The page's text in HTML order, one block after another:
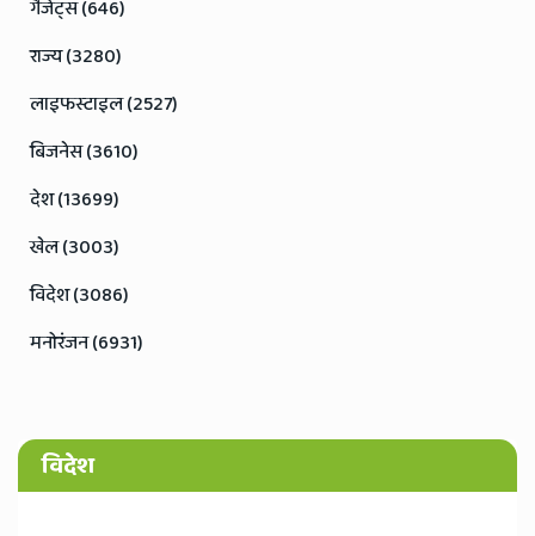
गैजेट्स (646)
राज्य (3280)
लाइफस्टाइल (2527)
बिजनेस (3610)
देश (13699)
खेल (3003)
विदेश (3086)
मनोरंजन (6931)
विदेश